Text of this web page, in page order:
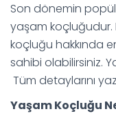
Son dönemin
yaşam koçluğudur.
koçluğu hakkında
sahibi olabilirsiniz.
Tüm detaylarını
Yaşam Koçluğu